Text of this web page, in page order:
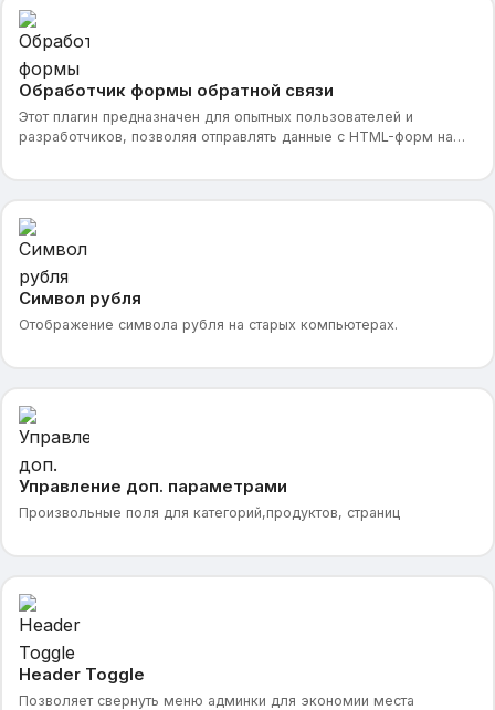
Обработчик формы обратной связи
Этот плагин предназначен для опытных пользователей и
разработчиков, позволяя отправлять данные с HTML-форм на
Символ рубля
Отображение символа рубля на старых компьютерах.
Управление доп. параметрами
Произвольные поля для категорий,продуктов, страниц
Header Toggle
Позволяет свернуть меню админки для экономии места